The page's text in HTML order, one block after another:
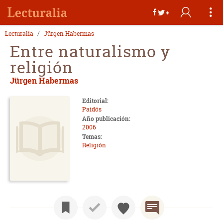
Lecturalia Jürgen Habermas
Entre naturalismo y
religión
Jürgen Habermas
Editorial:
Paidós
Año publicación:
2006
Temas:
Religión